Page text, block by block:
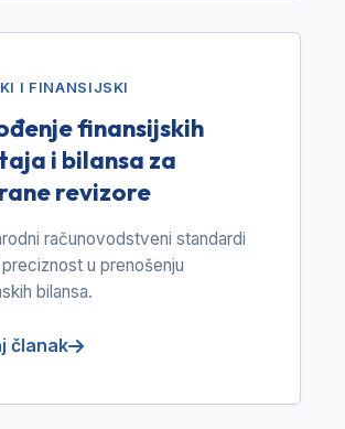
I FINANSIJSKI
finansijskih
i bilansa za
revizore
računovodstveni standardi
u prenošenju
bilansa.
članak